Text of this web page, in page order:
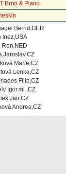
Brno & Piano
Bernd,GER
Inez,USA
Ron,NED
Jaroslav,CZ
Marie,CZ
Lenka,CZ
Filip,CZ
Igor.ml.,CZ
Jan,CZ
Andrea,CZ